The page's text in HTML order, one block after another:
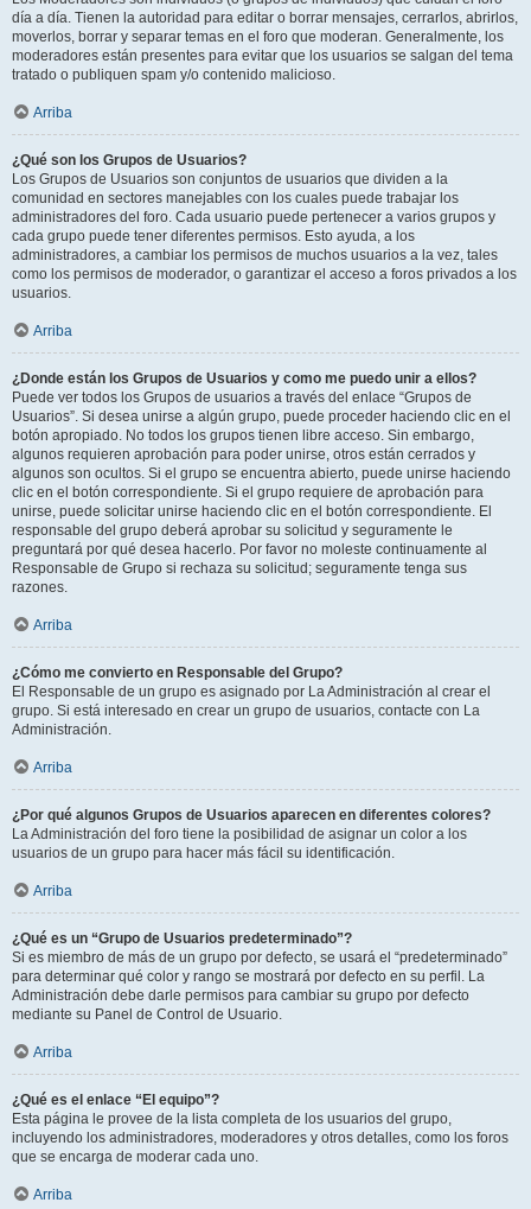
día a día. Tienen la autoridad para editar o borrar mensajes, cerrarlos, abrirlos,
moverlos, borrar y separar temas en el foro que moderan. Generalmente, los
moderadores están presentes para evitar que los usuarios se salgan del tema
tratado o publiquen spam y/o contenido malicioso.
Arriba
¿Qué son los Grupos de Usuarios?
Los Grupos de Usuarios son conjuntos de usuarios que dividen a la
comunidad en sectores manejables con los cuales puede trabajar los
administradores del foro. Cada usuario puede pertenecer a varios grupos y
cada grupo puede tener diferentes permisos. Esto ayuda, a los
administradores, a cambiar los permisos de muchos usuarios a la vez, tales
como los permisos de moderador, o garantizar el acceso a foros privados a los
usuarios.
Arriba
¿Donde están los Grupos de Usuarios y como me puedo unir a ellos?
Puede ver todos los Grupos de usuarios a través del enlace “Grupos de
Usuarios”. Si desea unirse a algún grupo, puede proceder haciendo clic en el
botón apropiado. No todos los grupos tienen libre acceso. Sin embargo,
algunos requieren aprobación para poder unirse, otros están cerrados y
algunos son ocultos. Si el grupo se encuentra abierto, puede unirse haciendo
clic en el botón correspondiente. Si el grupo requiere de aprobación para
unirse, puede solicitar unirse haciendo clic en el botón correspondiente. El
responsable del grupo deberá aprobar su solicitud y seguramente le
preguntará por qué desea hacerlo. Por favor no moleste continuamente al
Responsable de Grupo si rechaza su solicitud; seguramente tenga sus
razones.
Arriba
¿Cómo me convierto en Responsable del Grupo?
El Responsable de un grupo es asignado por La Administración al crear el
grupo. Si está interesado en crear un grupo de usuarios, contacte con La
Administración.
Arriba
¿Por qué algunos Grupos de Usuarios aparecen en diferentes colores?
La Administración del foro tiene la posibilidad de asignar un color a los
usuarios de un grupo para hacer más fácil su identificación.
Arriba
¿Qué es un “Grupo de Usuarios predeterminado”?
Si es miembro de más de un grupo por defecto, se usará el “predeterminado”
para determinar qué color y rango se mostrará por defecto en su perfil. La
Administración debe darle permisos para cambiar su grupo por defecto
mediante su Panel de Control de Usuario.
Arriba
¿Qué es el enlace “El equipo”?
Esta página le provee de la lista completa de los usuarios del grupo,
incluyendo los administradores, moderadores y otros detalles, como los foros
que se encarga de moderar cada uno.
Arriba